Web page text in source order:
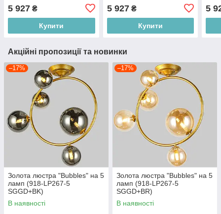
5 927 ₴
Купити
5 927₴
Купити
5
Акційні пропозиції та новинки
–17%
Золота люстра "Bubbles" на 5
ламп (918-LP267-5
SGGD+BK)
В наявності
–17%
Золота люстра "Bubbles" на 5
ламп (918-LP267-5
SGGD+BR)
В наявності